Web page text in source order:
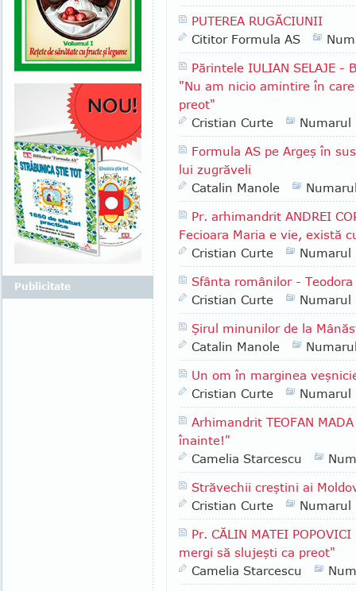
PUTEREA RUGĂCIUNII
Cititor Formula AS
Părintele IULIAN SELAJE
"Nu am nicio amintire în
preot"
Cristian Curte
Numarul
Formula AS pe Argeş în
lui zugrăveli
Catalin Manole
Pr. arhimandrit ANDREI
Fecioara Maria e vie, există
Cristian Curte
Numarul
Sfânta românilor -
Cristian Curte
Numarul
Şirul minunilor de la
Catalin Manole
Un om în marginea
Cristian Curte
Numarul
Arhimandrit TEOFAN
înainte!"
Camelia Starcescu
Străvechii creştini ai
Cristian Curte
Numarul
Pr. CĂLIN MATEI
mergi să slujeşti ca preot"
Camelia Starcescu
Publicitate